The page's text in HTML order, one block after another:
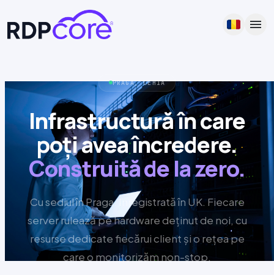
menu
PRAGA, CEHIA
Infrastructură în care
poți avea încredere.
Construită de la zero.
Cu sediul în Praga. Înregistrată în UK. Fiecare
server rulează pe hardware deținut de noi, cu
resurse dedicate fiecărui client și o rețea pe
care o monitorizăm non-stop.